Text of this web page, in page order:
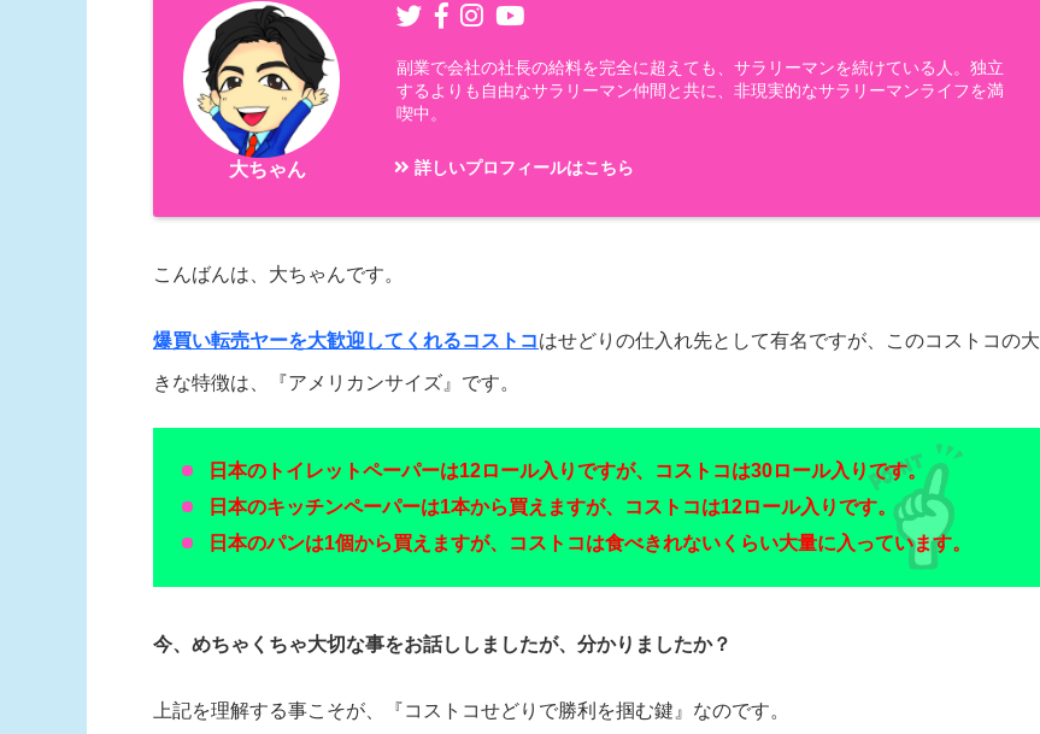
大ちゃん
副業で会社の社長の給料を完全に超えても、サラリーマンを続けている人。独立
するよりも自由なサラリーマン仲間と共に、非現実的なサラリーマンライフを満
喫中。
詳しいプロフィールはこちら
こんばんは、大ちゃんです。
爆買い転売ヤーを大歓迎してくれるコストコはせどりの仕入れ先として有名ですが、このコストコの大
きな特徴は、『アメリカンサイズ』です。
日本のトイレットペーパーは12ロール入りですが、コストコは30ロール入りです。
日本のキッチンペーパーは1本から買えますが、コストコは12ロール入りです。
日本のパンは1個から買えますが、コストコは食べきれないくらい大量に入っています。
今、めちゃくちゃ大切な事をお話ししましたが、分かりましたか？
上記を理解する事こそが、『コストコせどりで勝利を掴む鍵』なのです。